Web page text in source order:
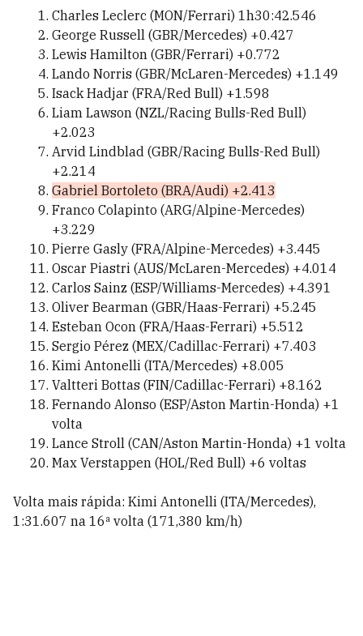
Charles Leclerc (MON/Ferrari) 1h30:42.546
George Russell (GBR/Mercedes) +0.427
Lewis Hamilton (GBR/Ferrari) +0.772
Lando Norris (GBR/McLaren-Mercedes) +1.149
Isack Hadjar (FRA/Red Bull) +1.598
Liam Lawson (NZL/Racing Bulls-Red Bull)
+2.023
Arvid Lindblad (GBR/Racing Bulls-Red Bull)
+2.214
Gabriel Bortoleto (BRA/Audi) +2.413
Franco Colapinto (ARG/Alpine-Mercedes)
+3.229
Pierre Gasly (FRA/Alpine-Mercedes) +3.445
Oscar Piastri (AUS/McLaren-Mercedes) +4.014
Carlos Sainz (ESP/Williams-Mercedes) +4.391
Oliver Bearman (GBR/Haas-Ferrari) +5.245
Esteban Ocon (FRA/Haas-Ferrari) +5.512
Sergio Pérez (MEX/Cadillac-Ferrari) +7.403
Kimi Antonelli (ITA/Mercedes) +8.005
Valtteri Bottas (FIN/Cadillac-Ferrari) +8.162
Fernando Alonso (ESP/Aston Martin-Honda) +1
volta
Lance Stroll (CAN/Aston Martin-Honda) +1 volta
Max Verstappen (HOL/Red Bull) +6 voltas
Volta mais rápida: Kimi Antonelli (ITA/Mercedes),
1:31.607 na 16ª volta (171,380 km/h)